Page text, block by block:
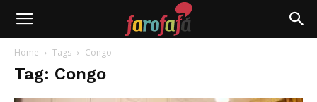
Farofafá
Home Tags Congo
Tag: Congo